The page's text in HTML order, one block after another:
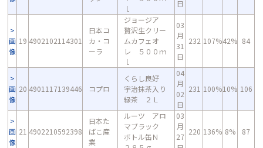
ｌ
日
画
像
19 4902102114301
日本コ
カ・コ
ーラ
ジョージア
贅沢生クリー
ムカフェオ
レ ５００ｍ
ｌ
03
月
31
日
232 107%42% 84
画
像
20 4901117139446 コプロ
くらし良好
宇治抹茶入り
緑茶 ２Ｌ
04
月
02
日
231 100%10% 106
画
像
21 4902210592398
日本た
ばこ産
業
ルーツ アロ
マブラック
ボトル缶Ｎ
03
月
27
220 136% 8% 87